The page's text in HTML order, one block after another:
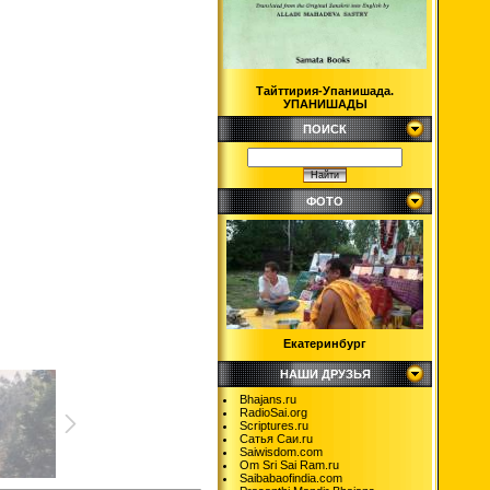
Тайттирия-Упанишада.
УПАНИШАДЫ
ПОИСК
ФОТО
Екатеринбург
НАШИ ДРУЗЬЯ
Bhajans.ru
RadioSai.org
Scriptures.ru
Сатья Саи.ru
Saiwisdom.com
Om Sri Sai Ram.ru
Saibabaofindia.com